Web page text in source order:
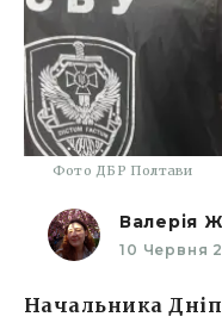
Фото ДБР Полтави
Валерія
10 Червня
Начальника